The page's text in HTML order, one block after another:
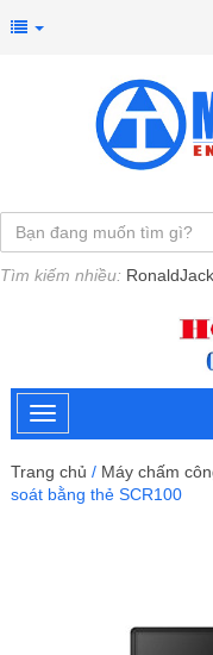
Tìm kiếm nhiều:
Trang chủ / Máy chấm
soát bằng thẻ SCR100